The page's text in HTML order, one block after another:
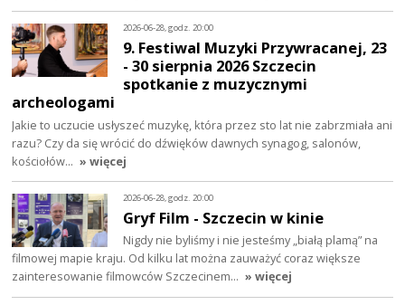
2026-06-28, godz. 20:00
9. Festiwal Muzyki Przywracanej, 23
- 30 sierpnia 2026 Szczecin
spotkanie z muzycznymi
archeologami
Jakie to uczucie usłyszeć muzykę, która przez sto lat nie zabrzmiała ani
razu? Czy da się wrócić do dźwięków dawnych synagog, salonów,
kościołów… » więcej
2026-06-28, godz. 20:00
Gryf Film - Szczecin w kinie
Nigdy nie byliśmy i nie jesteśmy „białą plamą” na
filmowej mapie kraju. Od kilku lat można zauważyć coraz większe
zainteresowanie filmowców Szczecinem… » więcej